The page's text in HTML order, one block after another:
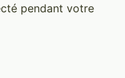
pendant votre